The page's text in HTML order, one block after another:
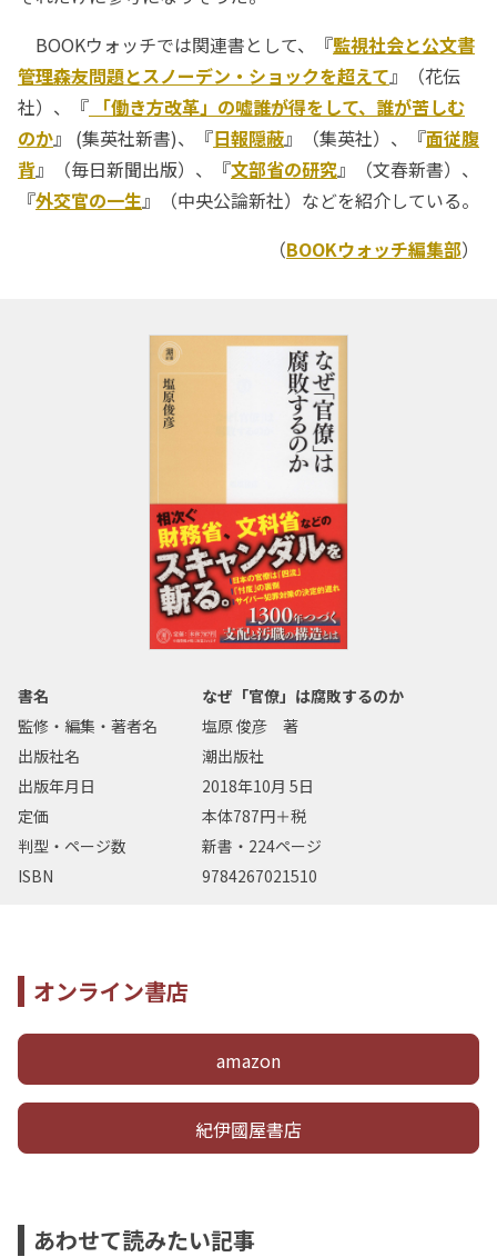
BOOKウォッチでは関連書として、『監視社会と公文書
管理――森友問題とスノーデン・ショックを超えて』（花伝
社）、『 「働き方改革」の嘘――誰が得をして、誰が苦しむ
のか』 (集英社新書)、『日報隠蔽』（集英社）、『面従腹
背』（毎日新聞出版）、『文部省の研究』（文春新書）、
『外交官の一生』（中央公論新社）などを紹介している。
（BOOKウォッチ編集部）
書名
なぜ「官僚」は腐敗するのか
監修・編集・著者名
塩原 俊彦 著
出版社名
潮出版社
出版年月日
2018年10月 5日
定価
本体787円＋税
判型・ページ数
新書・224ページ
ISBN
9784267021510
オンライン書店
amazon
紀伊國屋書店
あわせて読みたい記事